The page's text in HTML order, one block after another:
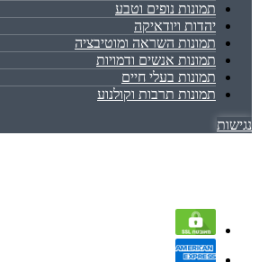
תמונות נופים וטבע
יהדות ויודאיקה
תמונות השראה ומוטיבציה
תמונות אנשים ודמויות
תמונות בעלי חיים
תמונות תרבות וקולנוע
נגישות